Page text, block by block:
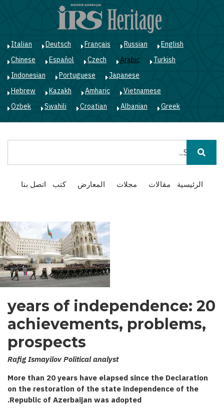
English
Russian
Français
Deutsch
Italian
Turkish
Arabic
Czech
Español
Chinese
Japanese
Portuguese
Indonesian
Vietnamese
Amharic
Kazakh
Hebrew
Greek
Albanian
Croatian
Swahili
Ozbek
Main
navigation
الرئيسية مقالات مجلات المعارض كتب اتصل بنا
20 years of independence:
achievements, problems,
prospects
Rafig Ismayilov Political analyst
More than 20 years have elapsed since the Declaration
on the restoration of the state independence of the
Republic of Azerbaijan was adopted.